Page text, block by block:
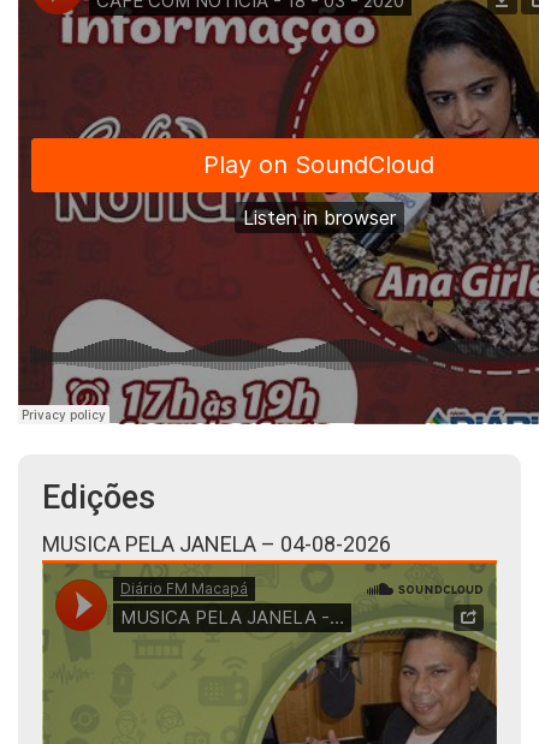
Edições
MUSICA PELA JANELA – 04-08-2026